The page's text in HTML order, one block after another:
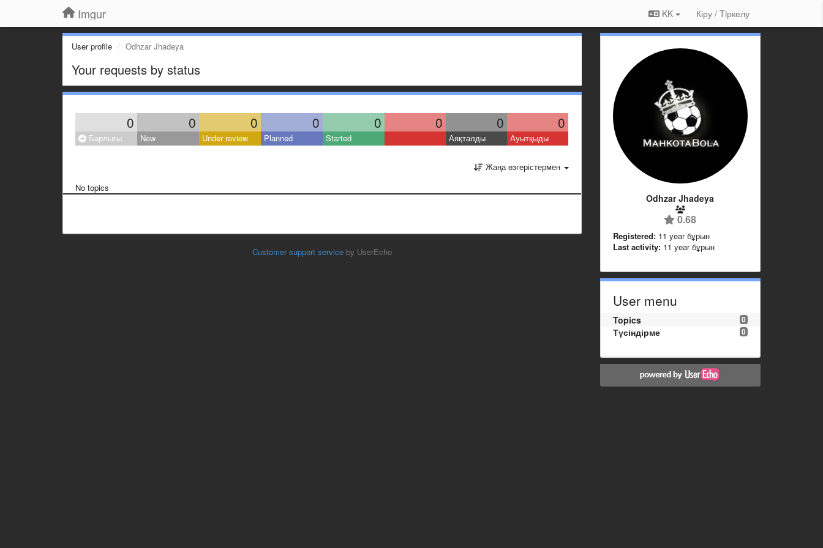
Imgur KK Кіру / Tiркелу
User profile Odhzar Jhadeya
Your requests by status
0 0 0 0 0 0 0 0
Барлығы New Under review Planned Started Аяқталды Ауытқыды
Жаңа өзгерістермен
No topics
Customer support serviceby UserEcho
Odhzar Jhadeya
0.68
Registered: 11 year бұрын
Last activity: 11 year бұрын
User menu
0
Topics
0
Түсіндірме